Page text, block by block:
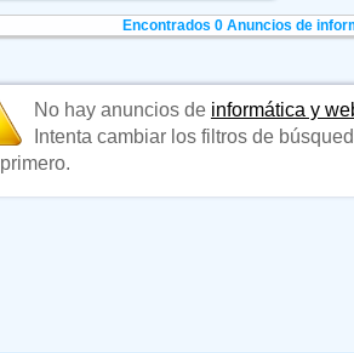
Encontrados 0Anuncios de
No hay anuncios de informática y
Intenta cambiar los filtros de
primero.